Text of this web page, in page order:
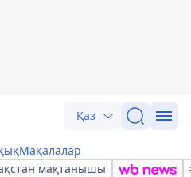
Қаз
Мақалалар
мақтанышы